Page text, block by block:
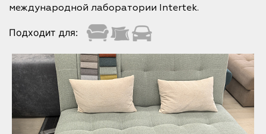
международной лаборатории Intertek.
Подходит для: